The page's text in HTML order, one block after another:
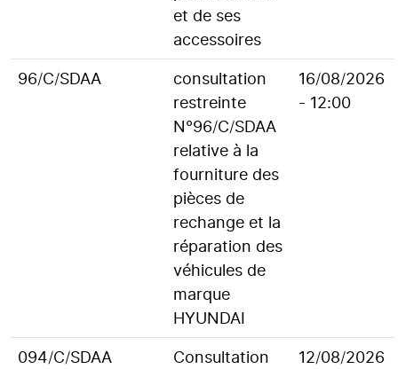
et de ses
accessoires
96/C/SDAA
consultation
restreinte
N°96/C/SDAA
relative à la
fourniture des
pièces de
rechange et la
réparation des
véhicules de
marque
HYUNDAI
16/08/2026
- 12:00
094/C/SDAA
Consultation
12/08/2026